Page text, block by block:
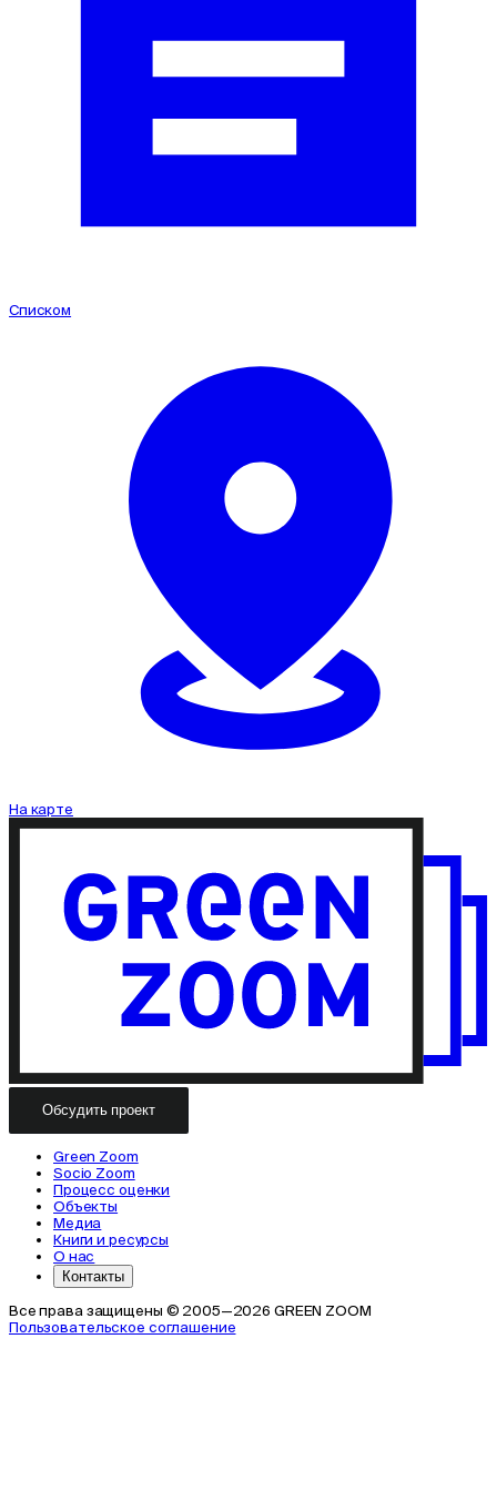
Производственный
Коммерческое (торговля)
Списком
На карте
Обсудить проект
Green Zoom
Socio Zoom
Процесс оценки
Объекты
Медиа
Книги и ресурсы
О нас
Контакты
Все права защищены © 2005—2026 GREEN ZOOM
Пользовательское соглашение